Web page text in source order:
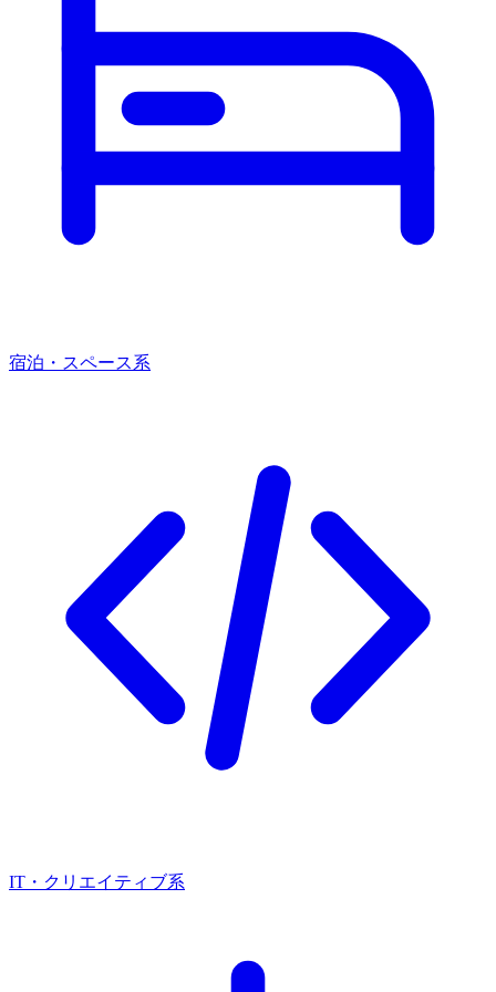
宿泊・スペース系
IT・クリエイティブ系